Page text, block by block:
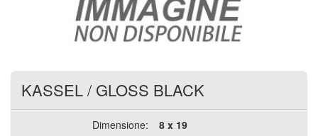
KASSEL/ GLOSS BLACK
Dimensione:
8 x 19